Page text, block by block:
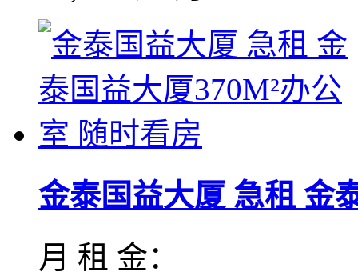
金泰国益大厦 急租 金
月 租 金：